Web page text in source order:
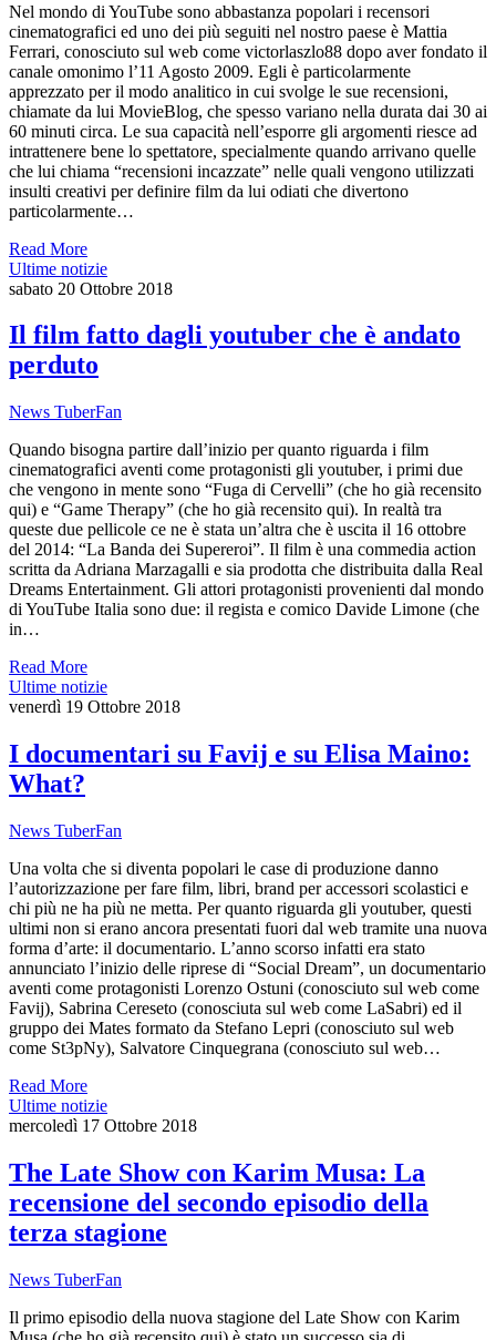
Nel mondo di YouTube sono abbastanza popolari i recensori
cinematografici ed uno dei più seguiti nel nostro paese è Mattia
Ferrari, conosciuto sul web come victorlaszlo88 dopo aver fondato il
canale omonimo l’11 Agosto 2009. Egli è particolarmente
apprezzato per il modo analitico in cui svolge le sue recensioni,
chiamate da lui MovieBlog, che spesso variano nella durata dai 30 ai
60 minuti circa. Le sua capacità nell’esporre gli argomenti riesce ad
intrattenere bene lo spettatore, specialmente quando arrivano quelle
che lui chiama “recensioni incazzate” nelle quali vengono utilizzati
insulti creativi per definire film da lui odiati che divertono
particolarmente…
Read More
Ultime notizie
sabato 20 Ottobre 2018
Il film fatto dagli youtuber che è andato
perduto
News TuberFan
Quando bisogna partire dall’inizio per quanto riguarda i film
cinematografici aventi come protagonisti gli youtuber, i primi due
che vengono in mente sono “Fuga di Cervelli” (che ho già recensito
qui) e “Game Therapy” (che ho già recensito qui). In realtà tra
queste due pellicole ce ne è stata un’altra che è uscita il 16 ottobre
del 2014: “La Banda dei Supereroi”. Il film è una commedia action
scritta da Adriana Marzagalli e sia prodotta che distribuita dalla Real
Dreams Entertainment. Gli attori protagonisti provenienti dal mondo
di YouTube Italia sono due: il regista e comico Davide Limone (che
in…
Read More
Ultime notizie
venerdì 19 Ottobre 2018
I documentari su Favij e su Elisa Maino:
What?
News TuberFan
Una volta che si diventa popolari le case di produzione danno
l’autorizzazione per fare film, libri, brand per accessori scolastici e
chi più ne ha più ne metta. Per quanto riguarda gli youtuber, questi
ultimi non si erano ancora presentati fuori dal web tramite una nuova
forma d’arte: il documentario. L’anno scorso infatti era stato
annunciato l’inizio delle riprese di “Social Dream”, un documentario
aventi come protagonisti Lorenzo Ostuni (conosciuto sul web come
Favij), Sabrina Cereseto (conosciuta sul web come LaSabri) ed il
gruppo dei Mates formato da Stefano Lepri (conosciuto sul web
come St3pNy), Salvatore Cinquegrana (conosciuto sul web…
Read More
Ultime notizie
mercoledì 17 Ottobre 2018
The Late Show con Karim Musa: La
recensione del secondo episodio della
terza stagione
News TuberFan
Il primo episodio della nuova stagione del Late Show con Karim